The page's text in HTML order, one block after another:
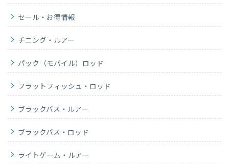
セール・お得情報
チニング・ルアー
パック（モバイル）ロッド
フラットフィッシュ・ロッド
ブラックバス・ルアー
ブラックバス・ロッド
ライトゲーム・ルアー